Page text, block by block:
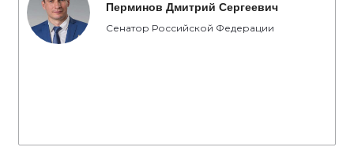
Перминов Дмитрий Сергеевич
Сенатор Российской Федерации